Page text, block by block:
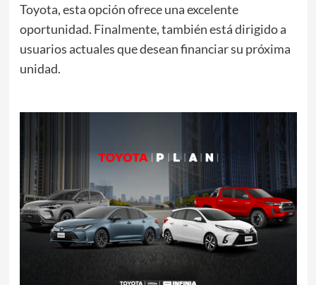
Toyota, esta opción ofrece una excelente
oportunidad. Finalmente, también está dirigido a
usuarios actuales que desean financiar su próxima
unidad.